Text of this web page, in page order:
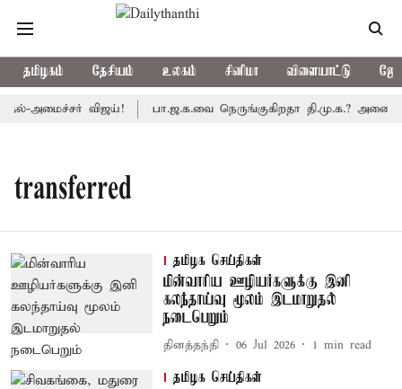
தமிழகம் தேசியம் உலகம் சினிமா விளையாட்டு
அமைச்சர் விஜய்! பா.ஜ.க.வை நெருங்குகிறதா தி.மு.க.?
transferred
தமிழக செய்திகள்
மின்வாரிய ஊழியர்களுக்கு இனி
கலந்தாய்வு மூலம் இடமாறுதல்
நடைபெறும்
தினத்தந்தி 06 Jul 2026 1 min read
தமிழக செய்திகள்